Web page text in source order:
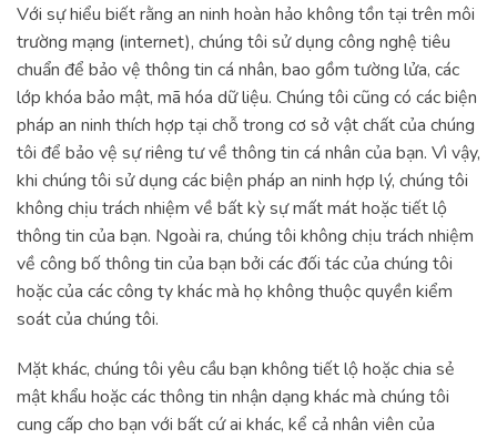
Với sự hiểu biết rằng an ninh hoàn hảo không tồn tại trên môi
trường mạng (internet), chúng tôi sử dụng công nghệ tiêu
chuẩn để bảo vệ thông tin cá nhân, bao gồm tường lửa, các
lớp khóa bảo mật, mã hóa dữ liệu. Chúng tôi cũng có các biện
pháp an ninh thích hợp tại chỗ trong cơ sở vật chất của chúng
tôi để bảo vệ sự riêng tư về thông tin cá nhân của bạn. Vì vậy,
khi chúng tôi sử dụng các biện pháp an ninh hợp lý, chúng tôi
không chịu trách nhiệm về bất kỳ sự mất mát hoặc tiết lộ
thông tin của bạn. Ngoài ra, chúng tôi không chịu trách nhiệm
về công bố thông tin của bạn bởi các đối tác của chúng tôi
hoặc của các công ty khác mà họ không thuộc quyền kiểm
soát của chúng tôi.
Mặt khác, chúng tôi yêu cầu bạn không tiết lộ hoặc chia sẻ
mật khẩu hoặc các thông tin nhận dạng khác mà chúng tôi
cung cấp cho bạn với bất cứ ai khác, kể cả nhân viên của